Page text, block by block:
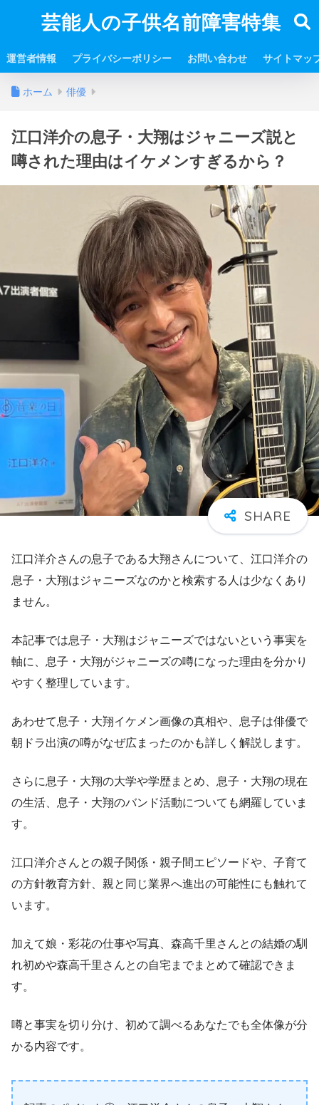
芸能人の子供名前障害特集
運営者情報 プライバシーポリシー お問い合わせ サイトマッ
ホーム 俳優
江口洋介の息子・大翔はジャニーズ説と
噂された理由はイケメンすぎるから？
江口洋介さんの息子である大翔さんについて、江口洋介の
息子・大翔はジャニーズなのかと検索する人は少なくあり
ません。
本記事では息子・大翔はジャニーズではないという事実を
軸に、息子・大翔がジャニーズの噂になった理由を分かり
やすく整理しています。
あわせて息子・大翔イケメン画像の真相や、息子は俳優で
朝ドラ出演の噂がなぜ広まったのかも詳しく解説します。
さらに息子・大翔の大学や学歴まとめ、息子・大翔の現在
の生活、息子・大翔のバンド活動についても網羅していま
す。
江口洋介さんとの親子関係・親子間エピソードや、子育て
の方針教育方針、親と同じ業界へ進出の可能性にも触れて
います。
加えて娘・彩花の仕事や写真、森高千里さんとの結婚の馴
れ初めや森高千里さんとの自宅までまとめて確認できま
す。
噂と事実を切り分け、初めて調べるあなたでも全体像が分
かる内容です。